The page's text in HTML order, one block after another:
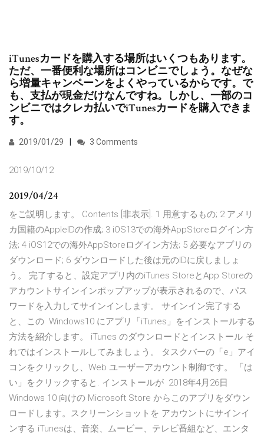
iTunesカードを購入する場所はいくつもあります。
ただ、一番便利な場所はコンビニでしょう。なぜな
ら増量キャンペーンをよくやっているからです。で
も、支払が現金だけなんですね。しかし、一部のコ
ンビニではクレカ払いでiTunesカードを購入できま
す。
2019/01/29 3 Comments
2019/10/12
2019/04/24
をご説明します。 Contents [非表示]. 1 用意するもの; 2 アメリ
カ国籍のAppleIDの作成; 3 iOS13での海外AppStoreログイン方
法; 4 iOS12での海外AppStoreログイン方法; 5 必要なアプリの
ダウンロード; 6 ダウンロードした後は元のIDに戻しましょ
う。 完了すると、設定アプリ内のiTunes StoreとApp Storeの
アカウントサインインポップアップが表示されるので、パス
ワードを入力してサインインします。 サインイン完了する
と、この Windows10 にアプリ「iTunes」をインストールする
方法を紹介します。 iTunes のダウンロードとインストール そ
れではインストールしてみましょう。 タスクバーの「e」アイ
コンをクリックし、Web ユーザーアカウント制御です。 「は
い」をクリックすると. インストールが 2018年4月26日
Windows 10 向けの Microsoft Store からこのアプリをダウン
ロードします。スクリーンショットを アカウントにサインイ
ンする iTunesは、音楽、ムービー、テレビ番組など、エンタ